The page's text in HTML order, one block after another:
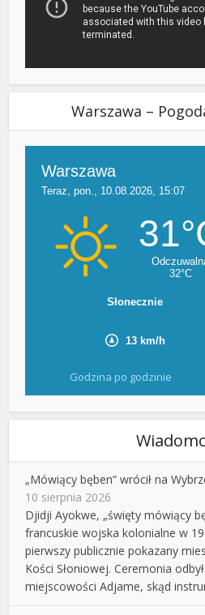
Warszawa –
Godzina po godzinie
„Mówiący bęben” wrócił na
10 sierpnia 2026
Djidji Ayokwe, „święty mówiący
francuskie wojska kolonialne w
pierwszy publicznie pokazany
Kości Słoniowej. Ceremonia
miejscowości Adjame, skąd